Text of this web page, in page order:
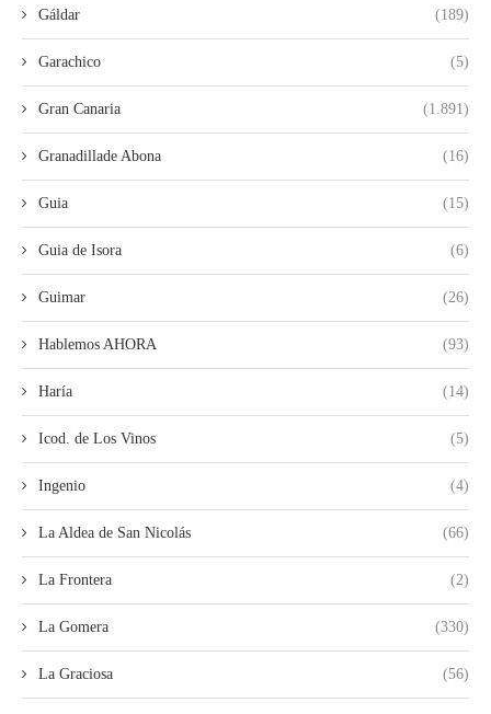
Gáldar (189)
Garachico (5)
Gran Canaria (1.891)
Granadillade Abona (16)
Guia (15)
Guia de Isora (6)
Guimar (26)
Hablemos AHORA (93)
Haría (14)
Icod. de Los Vinos (5)
Ingenio (4)
La Aldea de San Nicolás (66)
La Frontera (2)
La Gomera (330)
La Graciosa (56)